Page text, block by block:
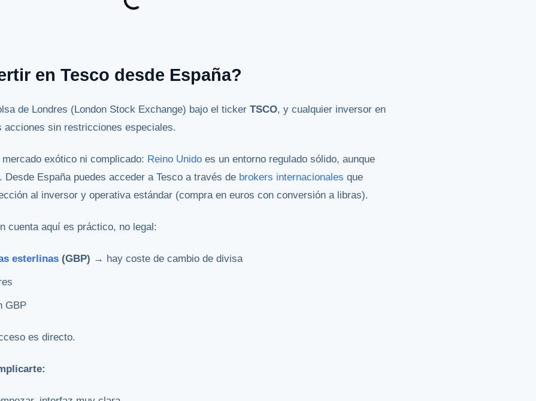
en Tesco desde España?
de Londres (London Stock Exchange) bajo el ticker TSCO, y cualquier inversor en
acciones sin restricciones especiales.
exótico ni complicado: Reino Unido es un entorno regulado sólido, aunque
España puedes acceder a Tesco a través de brokers internacionales que
al inversor y operativa estándar (compra en euros con conversión a libras).
cuenta aquí es práctico, no legal:
esterlinas (GBP) → hay coste de cambio de divisa
GBP
es directo.